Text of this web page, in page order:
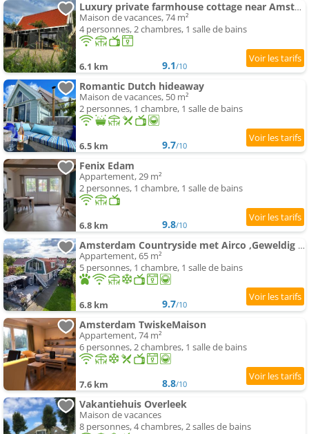
Luxury private farmhouse cottage near Amsterdam plus home cinema
Maison de vacances, 74 m²
4 personnes, 2 chambres, 1 salle de bains
6.1 km 9.1/10
Romantic Dutch hideaway
Maison de vacances, 50 m²
2 personnes, 1 chambre, 1 salle de bains
6.5 km 9.7/10
Fenix Edam
Appartement, 29 m²
2 personnes, 1 chambre, 1 salle de bains
6.8 km 9.8/10
Amsterdam Countryside met Airco ,Geweldig uitzicht, luxe keuken,wasmachine,droger,gratis fietsen
Appartement, 65 m²
5 personnes, 1 chambre, 1 salle de bains
6.8 km 9.7/10
Amsterdam TwiskeMaison
Appartement, 74 m²
6 personnes, 2 chambres, 1 salle de bains
7.6 km 8.8/10
Vakantiehuis Overleek
Maison de vacances
8 personnes, 4 chambres, 2 salles de bains